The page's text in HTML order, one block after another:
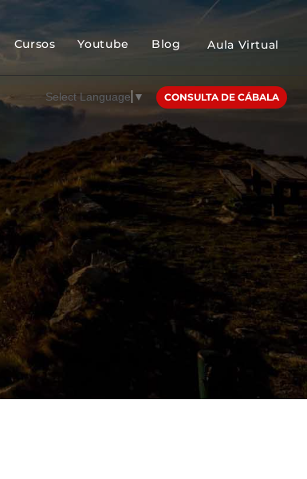
Cursos Youtube Blog Aula Virtual
CONSULTA DE CÁBALA
Select Language ▼